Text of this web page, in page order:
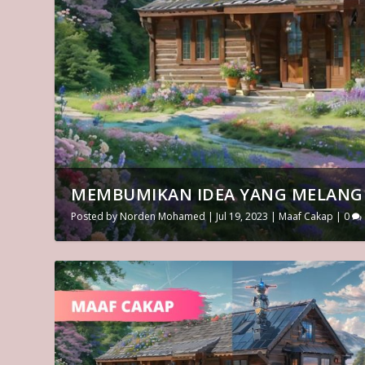
MEMBUMIKAN IDEA YANG
Posted byNorden Mohamed| Jul 19, 2023 | Maaf Cakap |0